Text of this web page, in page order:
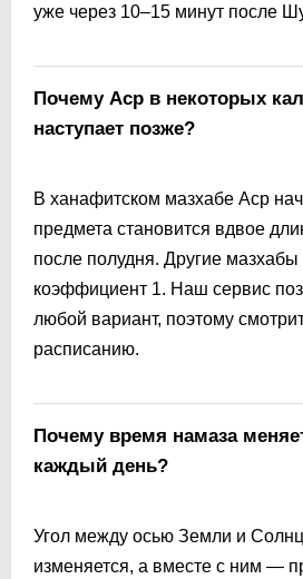
уже через 10–15 минут после
Почему Аср в некоторых
наступает позже?
В ханафитском мазхабе Аср
предмета становится вдвое
после полудня. Другие мазхабы
коэффициент 1. Наш сервис
любой вариант, поэтому
расписанию.
Почему время намаза
каждый день?
Угол между осью Земли и
изменяется, а вместе с ним —